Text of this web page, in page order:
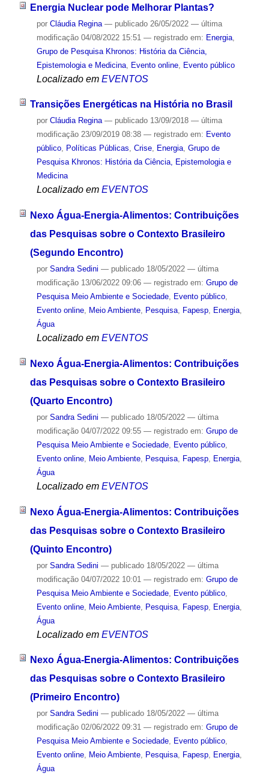
Energia Nuclear pode Melhorar Plantas?
por Cláudia Regina — publicado26/05/2022 — última
modificação04/08/2022 15:51 — registrado em: Energia,
Grupo de Pesquisa Khronos: História da Ciência,
Epistemologia e Medicina, Evento online, Evento público
Localizado em EVENTOS
Transições Energéticas na História no Brasil
por Cláudia Regina — publicado13/09/2018 — última
modificação23/09/2019 08:38 — registrado em: Evento
público, Políticas Públicas, Crise, Energia, Grupo de
Pesquisa Khronos: História da Ciência, Epistemologia e
Medicina
Localizado em EVENTOS
Nexo Água-Energia-Alimentos: Contribuições
das Pesquisas sobre o Contexto Brasileiro
(Segundo Encontro)
por Sandra Sedini — publicado18/05/2022 — última
modificação13/06/2022 09:06 — registrado em: Grupo de
Pesquisa Meio Ambiente e Sociedade, Evento público,
Evento online, Meio Ambiente, Pesquisa, Fapesp, Energia,
Água
Localizado em EVENTOS
Nexo Água-Energia-Alimentos: Contribuições
das Pesquisas sobre o Contexto Brasileiro
(Quarto Encontro)
por Sandra Sedini — publicado18/05/2022 — última
modificação04/07/2022 09:55 — registrado em: Grupo de
Pesquisa Meio Ambiente e Sociedade, Evento público,
Evento online, Meio Ambiente, Pesquisa, Fapesp, Energia,
Água
Localizado em EVENTOS
Nexo Água-Energia-Alimentos: Contribuições
das Pesquisas sobre o Contexto Brasileiro
(Quinto Encontro)
por Sandra Sedini — publicado18/05/2022 — última
modificação04/07/2022 10:01 — registrado em: Grupo de
Pesquisa Meio Ambiente e Sociedade, Evento público,
Evento online, Meio Ambiente, Pesquisa, Fapesp, Energia,
Água
Localizado em EVENTOS
Nexo Água-Energia-Alimentos: Contribuições
das Pesquisas sobre o Contexto Brasileiro
(Primeiro Encontro)
por Sandra Sedini — publicado18/05/2022 — última
modificação02/06/2022 09:31 — registrado em: Grupo de
Pesquisa Meio Ambiente e Sociedade, Evento público,
Evento online, Meio Ambiente, Pesquisa, Fapesp, Energia,
Água